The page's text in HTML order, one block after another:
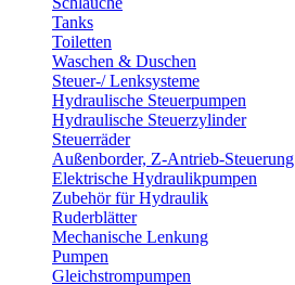
Tanks
Toiletten
Waschen & Duschen
Steuer-/ Lenksysteme
Hydraulische Steuerpumpen
Hydraulische Steuerzylinder
Steuerräder
Außenborder, Z-Antrieb-Steuerung
Elektrische Hydraulikpumpen
Zubehör für Hydraulik
Ruderblätter
Mechanische Lenkung
Pumpen
Gleichstrompumpen